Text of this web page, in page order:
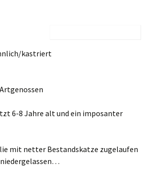
kastriert
Artgenossen
6-8 Jahre alt und ein imposanter
mit netter Bestandskatze zugelaufen